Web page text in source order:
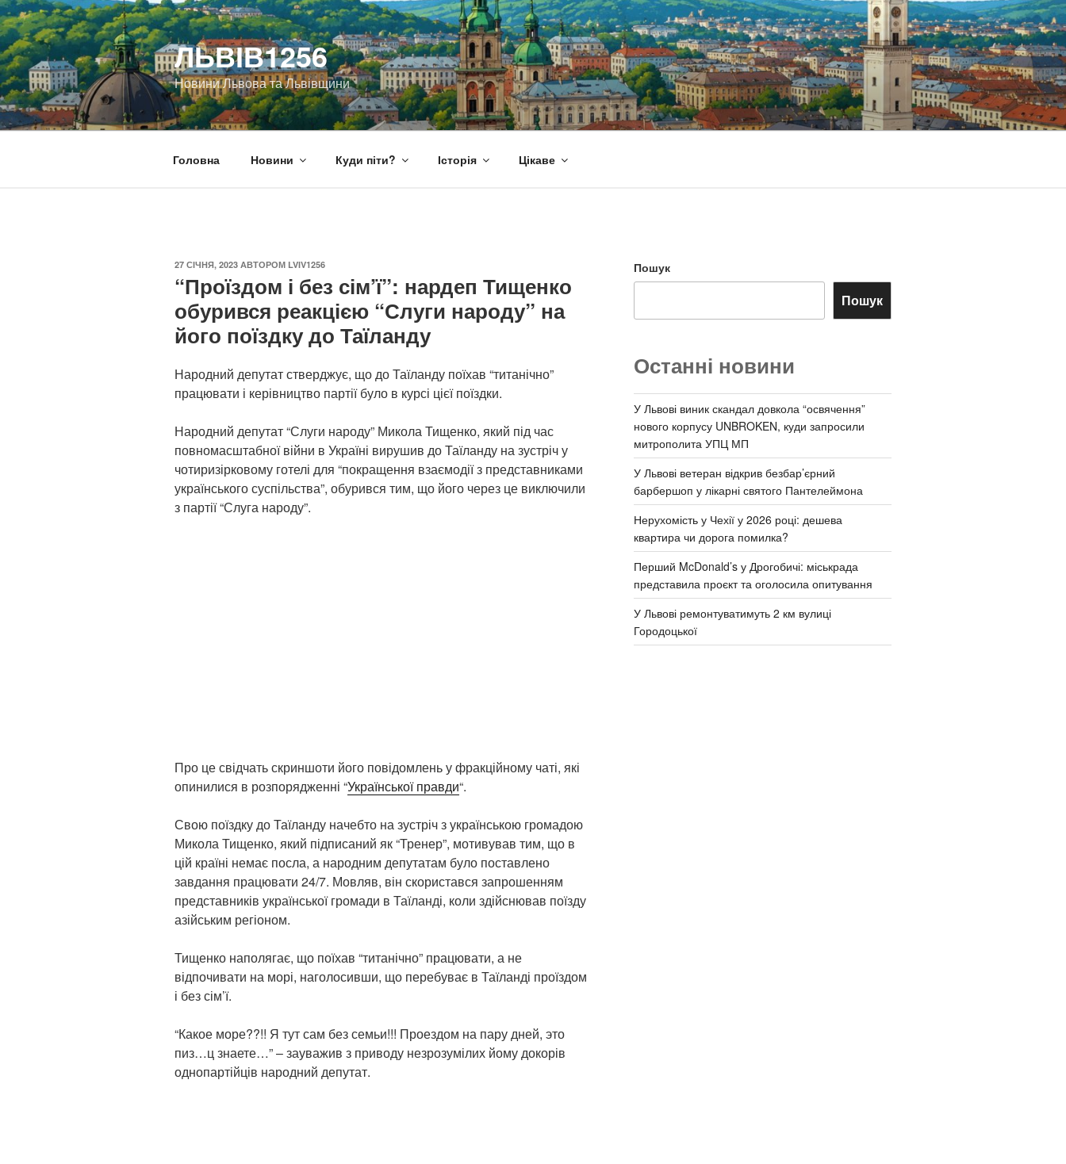
Перейти
до
вмісту
ЛЬВІВ1256
Новини Львова та Львівщини
Головна Новини Куди піти? Історія Цікаве
ОПУБЛІКОВАНО
27 СІЧНЯ, 2023 АВТОРОМ LVIV1256
“Проїздом і без сім’ї”: нардеп Тищенко
обурився реакцією “Слуги народу” на
його поїздку до Таїланду
Народний депутат стверджує, що до Таїланду поїхав “титанічно”
працювати і керівництво партії було в курсі цієї поїздки.
Народний депутат “Слуги народу” Микола Тищенко, який під час
повномасштабної війни в Україні вирушив до Таїланду на зустріч у
чотиризірковому готелі для “покращення взаємодії з представниками
українського суспільства”, обурився тим, що його через це виключили
з партії “Слуга народу”.
Про це свідчать скриншоти його повідомлень у фракційному чаті, які
опинилися в розпорядженні “Української правди“.
Свою поїздку до Таїланду начебто на зустріч з українською громадою
Микола Тищенко, який підписаний як “Тренер”, мотивував тим, що в
цій країні немає посла, а народним депутатам було поставлено
завдання працювати 24/7. Мовляв, він скористався запрошенням
представників української громади в Таїланді, коли здійснював поїзду
азійським регіоном.
Тищенко наполягає, що поїхав “титанічно” працювати, а не
відпочивати на морі, наголосивши, що перебуває в Таїланді проїздом
і без сім’ї.
“Какое море??!! Я тут сам без семьи!!! Проездом на пару дней, это
пиз…ц знаете…” – зауважив з приводу незрозумілих йому докорів
однопартійців народний депутат.
Пошук
Пошук
Останні новини
У Львові виник скандал довкола “освячення”
нового корпусу UNBROKEN, куди запросили
митрополита УПЦ МП
У Львові ветеран відкрив безбар’єрний
барбершоп у лікарні святого Пантелеймона
Нерухомість у Чехії у 2026 році: дешева
квартира чи дорога помилка?
Перший McDonald’s у Дрогобичі: міськрада
представила проєкт та оголосила опитування
У Львові ремонтуватимуть 2 км вулиці
Городоцької